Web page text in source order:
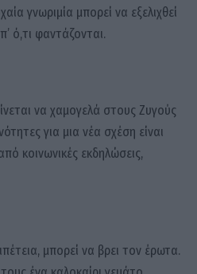
γνωριμία μπορεί να εξελιχθεί
ό,τι φαντάζονται.
να χαμογελά στους Ζυγούς
για μια νέα σχέση είναι
κοινωνικές εκδηλώσεις,
μπορεί να βρει τον έρωτα.